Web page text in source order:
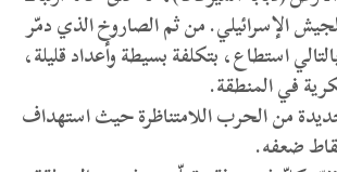
الإسرائيلي. من ثم الصاروخ الذي دمّر
استطاع، بتكلفة بسيطة وأعداد قليلة،
في المنطقة.
من الحرب اللامتناظرة حيث استهداف
ضعفه.